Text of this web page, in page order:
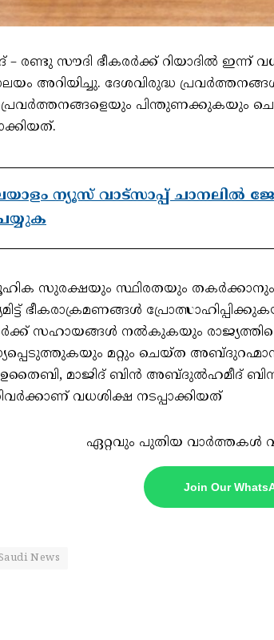
– രണ്ടു സൗദി ഭീകരര്‍ക്ക് റിയാദില്‍ ഇന്ന്
അറിയിച്ചു. ദേശവിരുദ്ധ
പിന്തുണക്കുകയും
ന്യൂസ് വാട്സാപ്പ് ചാനലിൽ
സുരക്ഷയും സ്ഥിരതയും തകര്‍ക്കാനും
ഭീകരാക്രമണങ്ങള്‍
സഹായങ്ങള്‍ നല്‍കുകയും
മറ്റും ചെയ്ത
മാജിദ് ബിന്‍ അബ്ദുല്‍ഹമീദ്
വധശിക്ഷ നടപ്പാക്കിയത്
ഏറ്റവും പുതിയ വാർത്തകൾ
Join Our
News